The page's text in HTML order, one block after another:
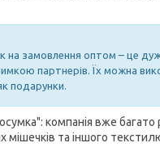
замовлення оптом – це
партнерів. Їх можна
подарунки.
компанія вже багато
та іншого